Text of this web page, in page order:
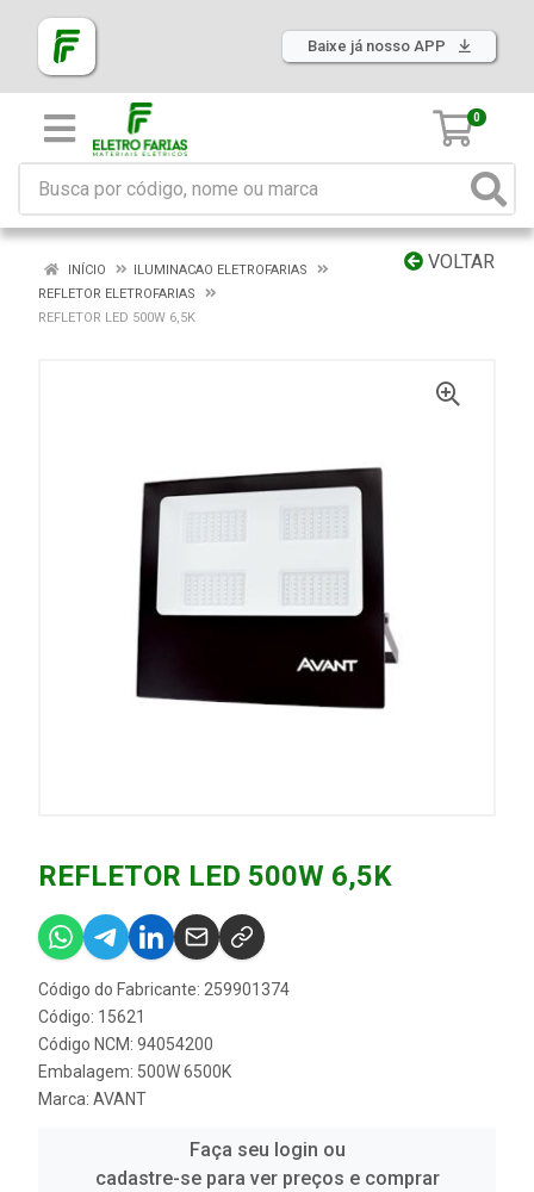
Baixe já nosso APP
0
VOLTAR
INÍCIO
ILUMINACAO ELETROFARIAS
REFLETOR ELETROFARIAS
REFLETOR LED 500W 6,5K
REFLETOR LED 500W 6,5K
Código do Fabricante: 259901374
Código: 15621
Código NCM: 94054200
Embalagem: 500W 6500K
Marca: AVANT
Faça seu login ou
cadastre-se para ver preços e comprar